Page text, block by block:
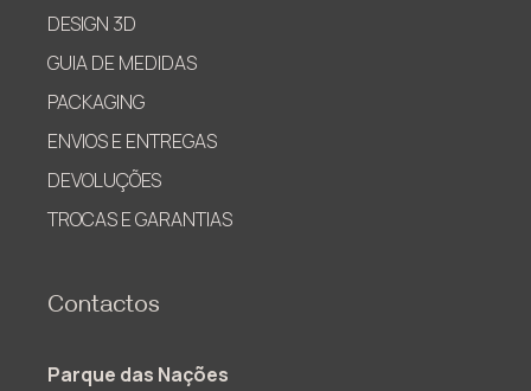
DESIGN 3D
GUIA DE MEDIDAS
PACKAGING
ENVIOS E ENTREGAS
DEVOLUÇÕES
TROCAS E GARANTIAS
Contactos
Parque das Nações